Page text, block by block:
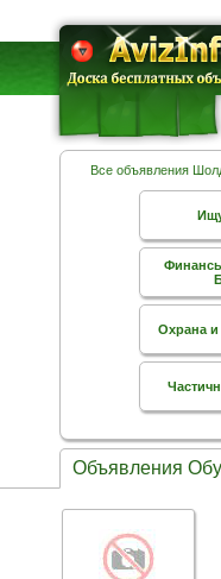
Все объявления
Охрана и
Объявления